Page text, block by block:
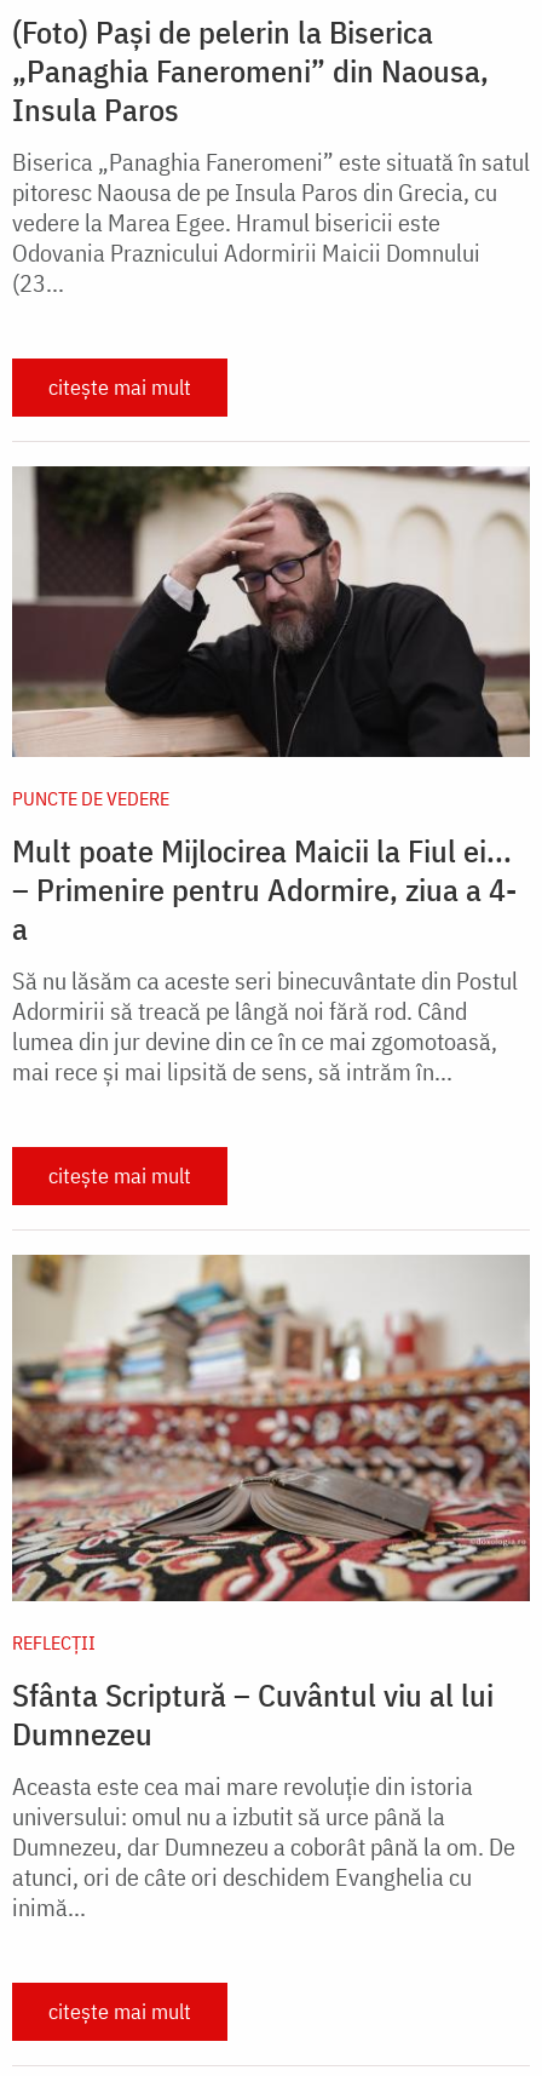
(Foto) Pași de pelerin la Biserica
„Panaghia Faneromeni” din Naousa,
Insula Paros
Biserica „Panaghia Faneromeni” este situată în satul
pitoresc Naousa de pe Insula Paros din Grecia, cu
vedere la Marea Egee. Hramul bisericii este
Odovania Praznicului Adormirii Maicii Domnului
(23...
citește mai mult
PUNCTE DE VEDERE
Mult poate Mijlocirea Maicii la Fiul ei...
– Primenire pentru Adormire, ziua a 4-
a
Să nu lăsăm ca aceste seri binecuvântate din Postul
Adormirii să treacă pe lângă noi fără rod. Când
lumea din jur devine din ce în ce mai zgomotoasă,
mai rece și mai lipsită de sens, să intrăm în...
citește mai mult
REFLECȚII
Sfânta Scriptură – Cuvântul viu al lui
Dumnezeu
Aceasta este cea mai mare revoluție din istoria
universului: omul nu a izbutit să urce până la
Dumnezeu, dar Dumnezeu a coborât până la om. De
atunci, ori de câte ori deschidem Evanghelia cu
inimă...
citește mai mult